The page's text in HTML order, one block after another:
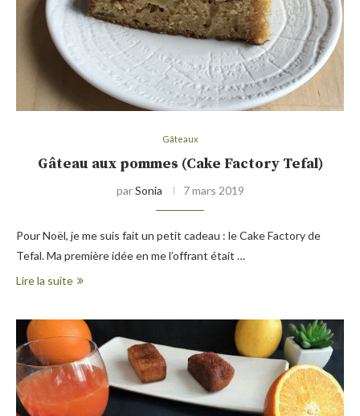
Gâteaux
Gâteau aux pommes (Cake Factory Tefal)
parSonia 7 mars 2019
Pour Noël, je me suis fait un petit cadeau : le Cake Factory de
Tefal. Ma première idée en me l’offrant était …
Lire la suite